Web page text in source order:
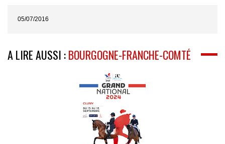
05/07/2016
A LIRE AUSSI :BOURGOGNE-FRANCHE-COMTÉ